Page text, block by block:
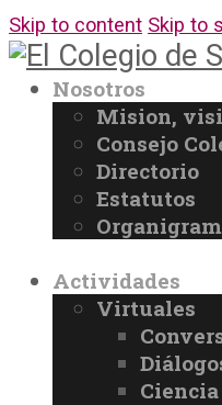
Skip to content Skip to
Nosotros
Mision,
Consejo
Directorio
Estatutos
Actividades
Virtuales